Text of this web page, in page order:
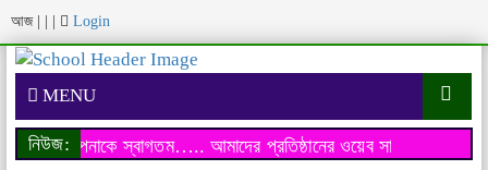
আজ Login
MENU
নিউজ: আমাদের প্রতিষ্ঠানের ওয়েব সাইটে আপনাকে
সাইটে আপনাকে স্বাগতম…..